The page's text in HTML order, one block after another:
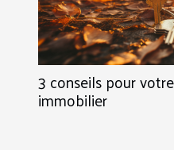
3 conseils pour
immobilier